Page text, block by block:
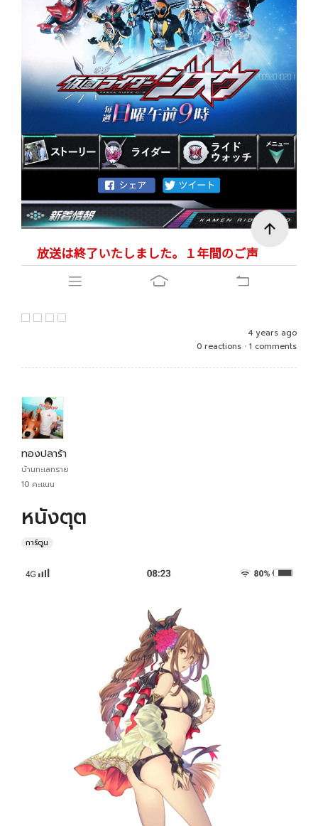
4 years ago
0 reactions • 1 comments
ทองปลาร้า
บ้านทะเลทราย
10 คะแนน
หนังตุต
การ์ตูน